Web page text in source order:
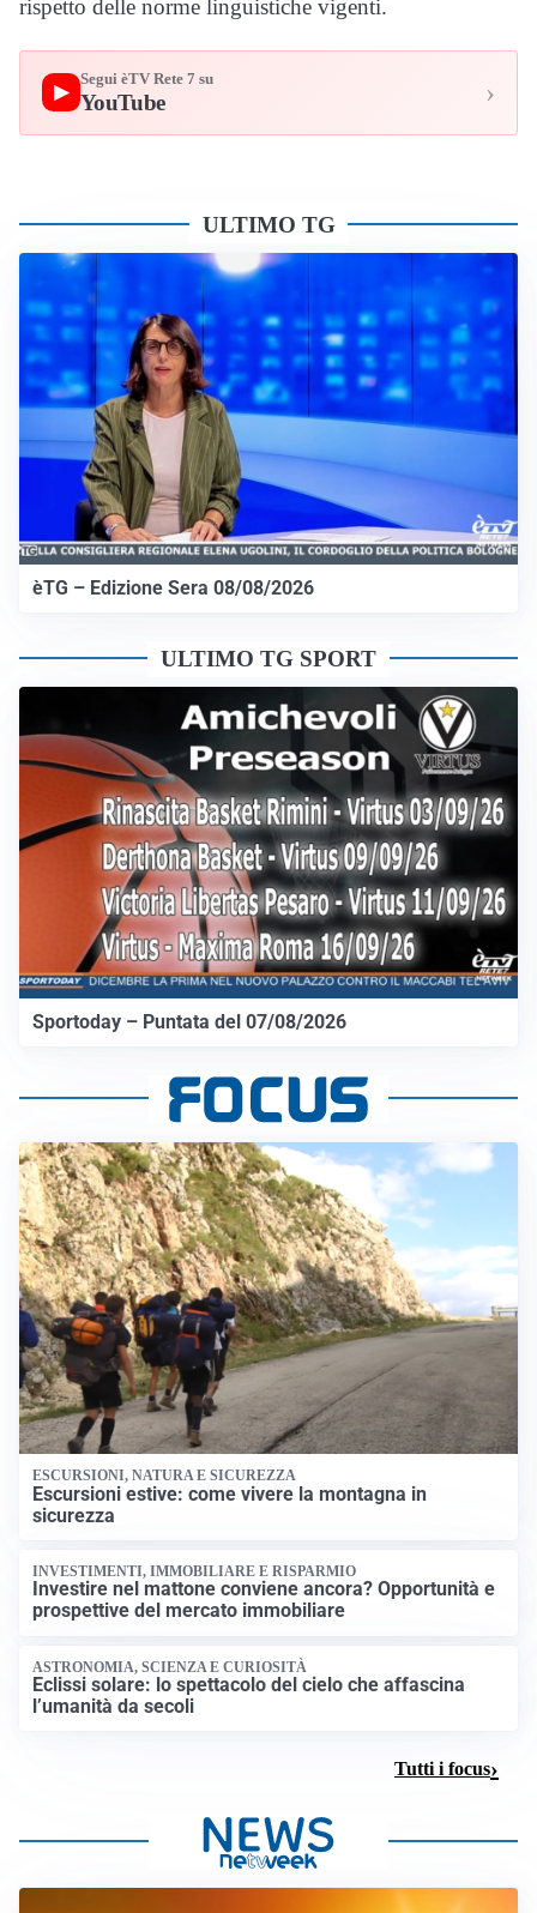
rispetto delle norme linguistiche vigenti.
▶
Segui èTV Rete 7 su
YouTube ›
ULTIMO TG
èTG – Edizione Sera 08/08/2026
ULTIMO TG SPORT
Sportoday – Puntata del 07/08/2026
ESCURSIONI, NATURA E SICUREZZA
Escursioni estive: come vivere la montagna in
sicurezza
INVESTIMENTI, IMMOBILIARE E RISPARMIO
Investire nel mattone conviene ancora? Opportunità e
prospettive del mercato immobiliare
ASTRONOMIA, SCIENZA E CURIOSITÀ
Eclissi solare: lo spettacolo del cielo che affascina
l’umanità da secoli
Tutti i focus